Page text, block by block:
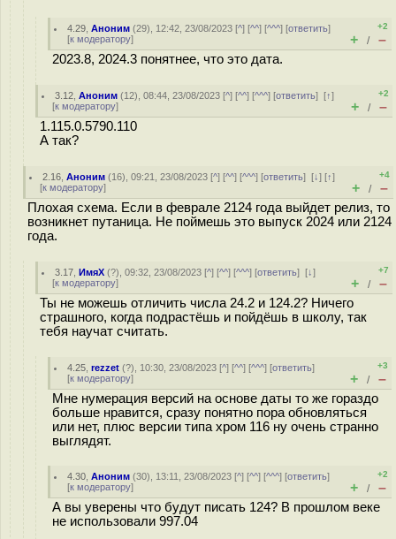
4.29 ,Аноним (29), 12:42, 23/08/2023 [^] [^^] [^^^] [ответить]
[к модератору]
+2
+ / –
2023.8, 2024.3 понятнее, что это дата.
3.12 ,Аноним (12), 08:44, 23/08/2023 [^] [^^] [^^^] [ответить][↑]
[к модератору]
+2
+ / –
1.115.0.5790.110
А так?
2.16 ,Аноним (16), 09:21, 23/08/2023 [^] [^^] [^^^] [ответить][↓] [↑]
[к модератору]
+4
+ / –
Плохая схема. Если в феврале 2124 года выйдет релиз, то
возникнет путаница. Не поймешь это выпуск 2024 или 2124
года.
3.17 ,ИмяХ (?), 09:32, 23/08/2023 [^] [^^] [^^^] [ответить][↓]
[к модератору]
+7
+ / –
Ты не можешь отличить числа 24.2 и 124.2? Ничего
страшного, когда подрастёшь и пойдёшь в школу, так
тебя научат считать.
4.25 ,rezzet (?), 10:30, 23/08/2023 [^] [^^] [^^^] [ответить]
[к модератору]
+3
+ / –
Мне нумерация версий на основе даты то же гораздо
больше нравится, сразу понятно пора обновляться
или нет, плюс версии типа хром 116 ну очень странно
выглядят.
4.30 ,Аноним (30), 13:11, 23/08/2023 [^] [^^] [^^^] [ответить]
[к модератору]
+2
+ / –
А вы уверены что будут писать 124? В прошлом веке
не использовали 997.04